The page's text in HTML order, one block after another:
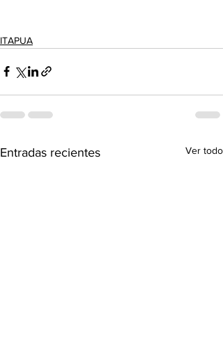
ITAPUA
Entradas recientes Ver todo